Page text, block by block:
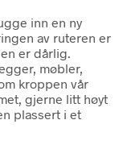
inn en ny
av ruteren er
er dårlig.
møbler,
kroppen vår
gjerne litt høyt
plassert i et